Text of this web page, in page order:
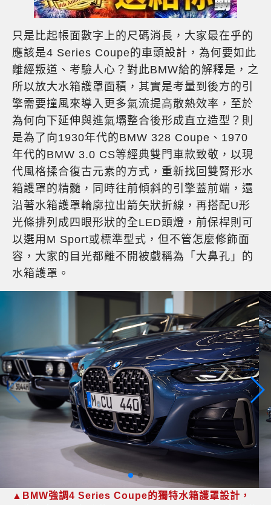
只是比起帳面數字上的尺碼消長，大家最在乎的
應該是4 Series Coupe的車頭設計，為何要如此
離經叛道、考驗人心？對此BMW給的解釋是，之
所以放大水箱護罩面積，其實是考量到後方的引
擎需要撞風來導入更多氣流提高散熱效率，至於
為何向下延伸與進氣壩整合後形成直立造型？則
是為了向1930年代的BMW 328 Coupe、1970
年代的BMW 3.0 CS等經典雙門車款致敬，以現
代風格揉合復古元素的方式，重新找回雙腎形水
箱護罩的精髓，同時往前傾斜的引擎蓋前端，還
沿著水箱護罩輪廓拉出箭矢狀折線，再搭配U形
光條排列成四眼形狀的全LED頭燈，前保桿則可
以選用M Sport或標準型式，但不管怎麼修飾面
容，大家的目光都離不開被戲稱為「大鼻孔」的
水箱護罩。
▲BMW強調4 Series Coupe的獨特水箱護罩設計，